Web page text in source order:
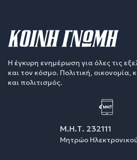
Η έγκυρη ενημέρωση για όλες τις
και τον κόσμο. Πολιτική, οικονομία,
και πολιτισμός.
Μ.Η.Τ. 232111
Μητρώο